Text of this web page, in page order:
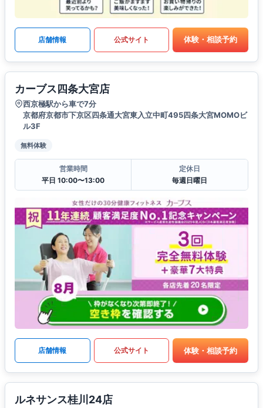
店舗情報 公式サイト 体験・相談予約
カーブス四条大宮店
西京極駅から車で7分
京都府京都市下京区四条通大宮東入立中町495四条大宮MOMOビ
ル3F
無料体験
営業時間
平日 10:00〜13:00
定休日
毎週日曜日
店舗情報 公式サイト 体験・相談予約
ルネサンス桂川24店